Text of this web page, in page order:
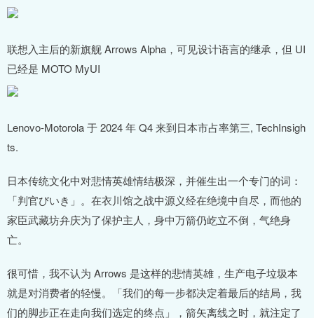
联想入主后的新旗舰 Arrows Alpha，可见设计语言的继承，但 UI
已经是 MOTO MyUI
Lenovo-Motorola 于 2024 年 Q4 来到日本市占率第三, TechInsigh
ts.
日本传统文化中对悲情英雄情结极深，并催生出一个专门的词：
「判官びいき」。在衣川馆之战中源义经在绝境中自尽，而他的
家臣武藏坊弁庆为了保护主人，身中万箭仍屹立不倒，气绝身
亡。
很可惜，我不认为 Arrows 是这样的悲情英雄，生产电子垃圾本
就是对消费者的轻慢。「我们的每一步都决定着最后的结局，我
们的脚步正在走向我们选定的终点」，箭矢离线之时，就注定了